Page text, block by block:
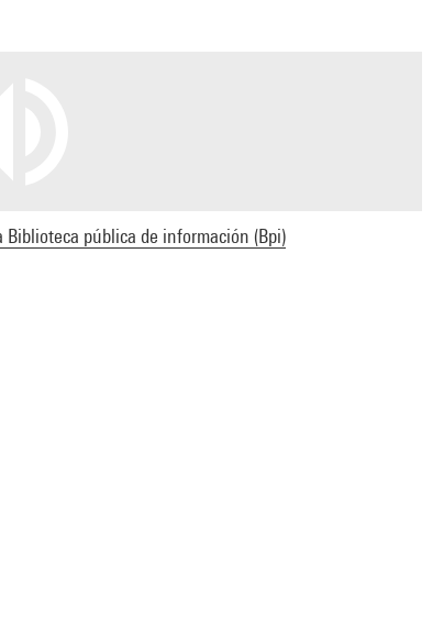
pública de información (Bpi)